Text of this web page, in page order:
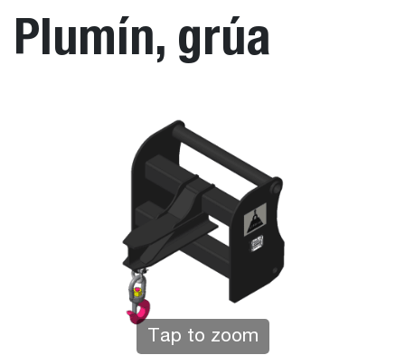
Plumín, grúa
Tap to zoom